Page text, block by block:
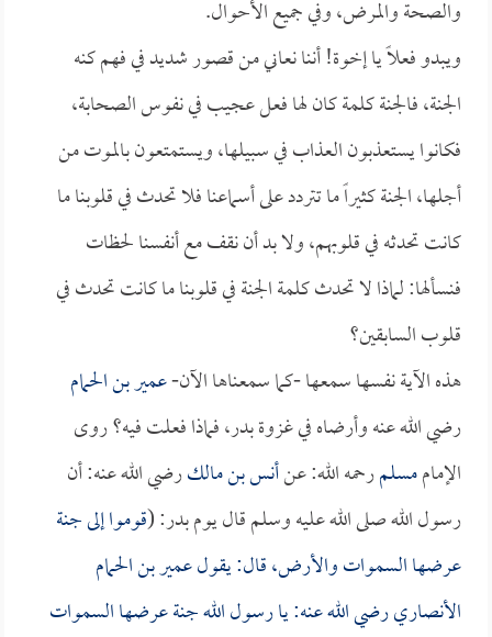
والصحة والمرض، وفي جميع الأحوال.
ويبدو فعلاً يا إخوة! أننا نعاني من قصور شديد في فهم كنه
الجنة، فالجنة كلمة كان لها فعل عجيب في نفوس الصحابة،
فكانوا يستعذبون العذاب في سبيلها، ويستمتعون بالموت من
أجلها، الجنة كثيراً ما تتردد على أسماعنا فلا تحدث في قلوبنا ما
كانت تحدثه في قلوبهم، ولا بد أن نقف مع أنفسنا لحظات
فنسألها: لماذا لا تحدث كلمة الجنة في قلوبنا ما كانت تحدث في
قلوب السابقين؟
هذه الآية نفسها سمعها -كما سمعناها الآن-عمير بن الحمام
رضي الله عنه وأرضاه في غزوة بدر، فماذا فعلت فيه؟ روى
الإماممسلمرحمه الله: عنأنس بن مالكرضي الله عنه: أن
رسول الله صلى الله عليه وسلم قال يوم بدر: (قوموا إلى جنة
عرضها السموات والأرض، قال: يقولعمير بن الحمام
الأنصاريرضي الله عنه: يا رسول الله جنة عرضها السموات